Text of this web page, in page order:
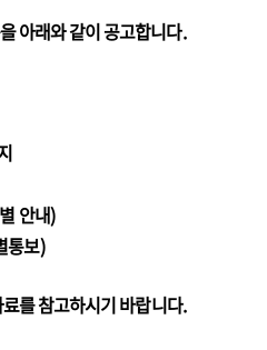
아래와 같이 공고합니다.
안내)
통보)
를 참고하시기 바랍니다.